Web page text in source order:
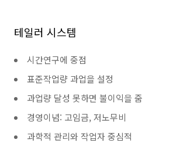
테일러 시스템
시간연구에 중점
표준작업량 과업을 설정
과업량 달성 못하면 불이익을 줌
경영이념: 고임금, 저노무비
과학적 관리와 작업자 중심적